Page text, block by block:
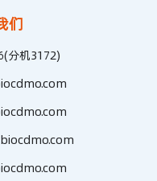
们
分机3172)